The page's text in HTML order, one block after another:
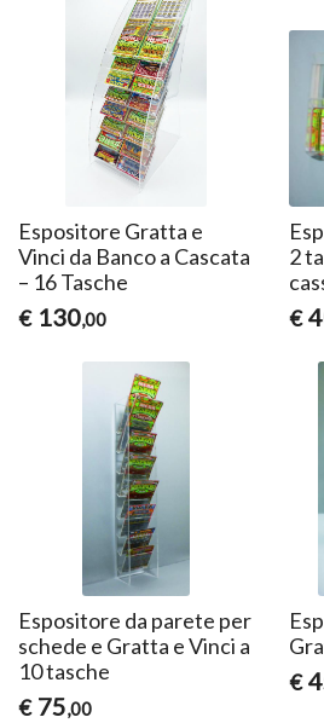
Espositore Gratta e
Vinci da Banco a Cascata
– 16 Tasche
€ 130,00
2
€
Espositore da parete per
schede e Gratta e Vinci a
10 tasche
€ 75,00
€